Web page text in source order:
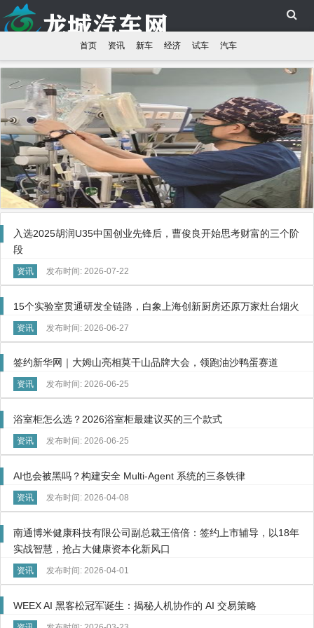
首页 资讯 新车 经济 试车 汽车
入选2025胡润U35中国创业先锋后，曹俊良开始思考财富的三个阶
段
资讯 发布时间: 2026-07-22
15个实验室贯通研发全链路，白象上海创新厨房还原万家灶台烟火
资讯 发布时间: 2026-06-27
签约新华网｜大姆山亮相莫干山品牌大会，领跑油沙鸭蛋赛道
资讯 发布时间: 2026-06-25
浴室柜怎么选？2026浴室柜最建议买的三个款式
资讯 发布时间: 2026-06-25
AI也会被黑吗？构建安全 Multi-Agent 系统的三条铁律
资讯 发布时间: 2026-04-08
南通博米健康科技有限公司副总裁王倍倍：签约上市辅导，以18年
实战智慧，抢占大健康资本化新风口
资讯 发布时间: 2026-04-01
WEEX AI 黑客松冠军诞生：揭秘人机协作的 AI 交易策略